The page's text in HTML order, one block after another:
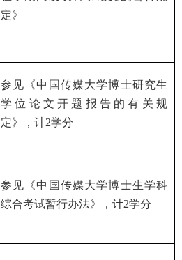
定》
参见《中国传媒大学博士研究生
学位论文开题报告的有关规
定》，计2学分
参见《中国传媒大学博士生学科
综合考试暂行办法》，计2学分